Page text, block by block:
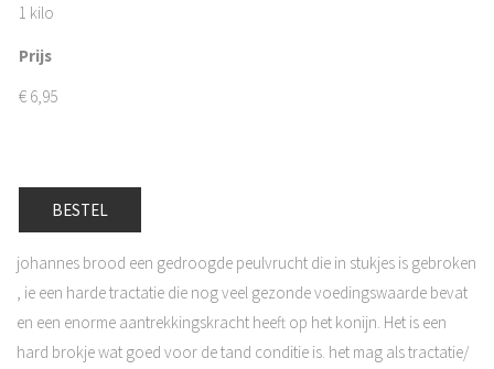
1 kilo
Prijs
€ 6,95
BESTEL
johannes brood een gedroogde peulvrucht die in stukjes is gebroken
, ie een harde tractatie die nog veel gezonde voedingswaarde bevat
en een enorme aantrekkingskracht heeft op het konijn. Het is een
hard brokje wat goed voor de tand conditie is. het mag als tractatie/